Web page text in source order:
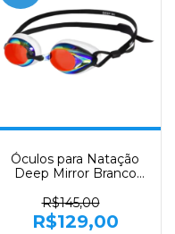
Óculos para Natação
Deep Mirror Branco
R$145,00
R$129,00